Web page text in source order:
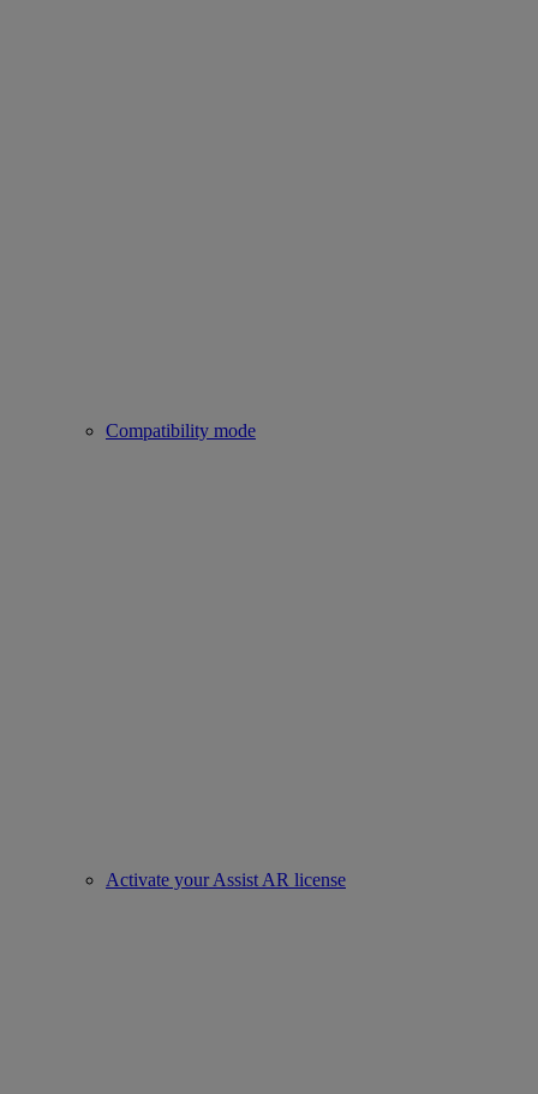
Compatibility mode
Activate your Assist AR license